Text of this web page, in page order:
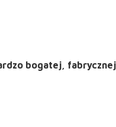
bogatej,